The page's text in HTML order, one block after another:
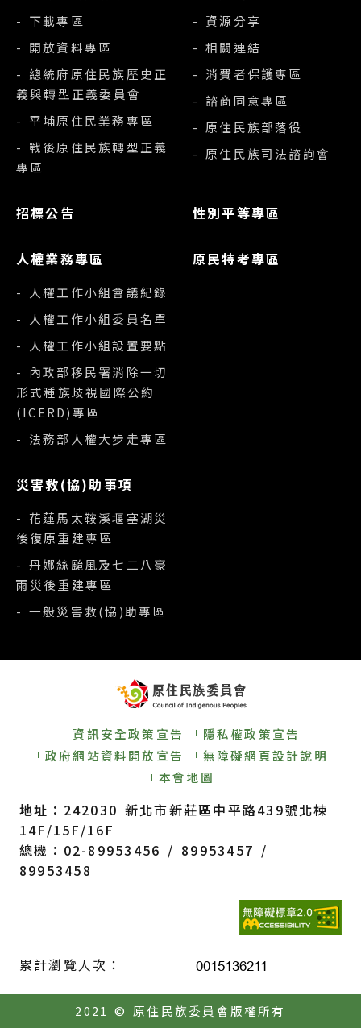
- 下載專區
- 開放資料專區
- 總統府原住民族歷史正
義與轉型正義委員會
- 平埔原住民業務專區
- 戰後原住民族轉型正義
專區
- 資源分享
- 相關連結
- 消費者保護專區
- 諮商同意專區
- 原住民族部落役
- 原住民族司法諮詢會
招標公告 性別平等專區
人權業務專區
- 人權工作小組會議紀錄
- 人權工作小組委員名單
- 人權工作小組設置要點
- 內政部移民署消除一切
形式種族歧視國際公約
(ICERD)專區
- 法務部人權大步走專區
原民特考專區
災害救(協)助事項
- 花蓮馬太鞍溪堰塞湖災
後復原重建專區
- 丹娜絲颱風及七二八豪
雨災後重建專區
- 一般災害救(協)助專區
資訊安全政策宣告
隱私權政策宣告
政府網站資料開放宣告
無障礙網頁設計說明
本會地圖
地址：242030 新北市新莊區中平路439號北棟
14F/15F/16F
總機：02-89953456 / 89953457 /
89953458
累計瀏覽人次：
2021 © 原住民族委員會版權所有